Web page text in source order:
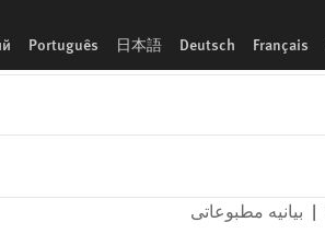
Français
Deutsch
日本語
Português
| بیانیه مطبوعاتی